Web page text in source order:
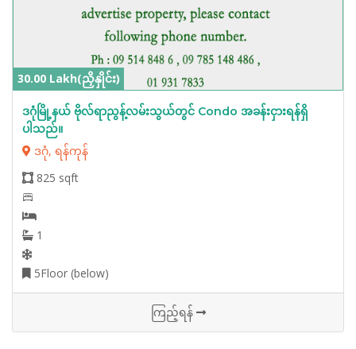
30.00 Lakh(ညှိနှိုင်း)
ဒဂုံမြို့နယ် ‌ဗိုလ်ရာညွန့်လမ်းသွယ်တွင် Condo အခန်းငှားရန်ရှိ
ပါသည်။
ဒဂုံ, ရန်ကုန်
825 sqft
1
5Floor (below)
ကြည့်ရန်